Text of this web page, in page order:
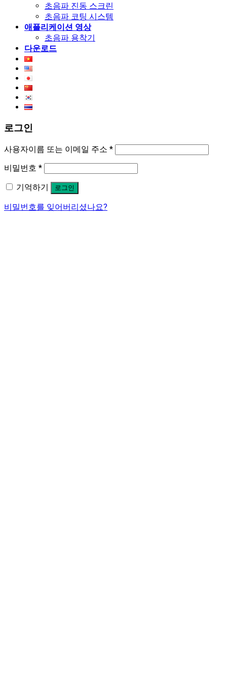
초음파 진동 스크린
초음파 코팅 시스템
애플리케이션 영상
초음파 용착기
다운로드
로그인
사용자이름 또는 이메일 주소 *
비밀번호 *
기억하기
로그인
비밀번호를 잊어버리셨나요?